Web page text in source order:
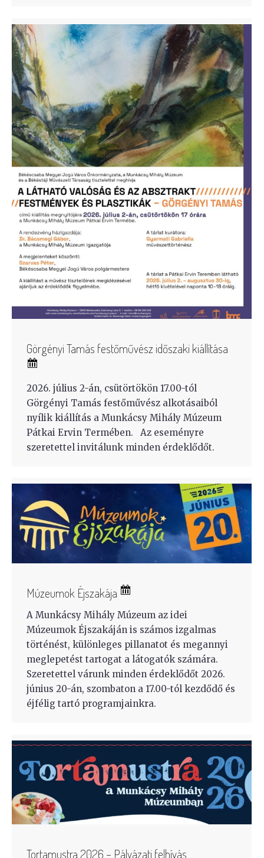
Görgényi Tamás festőművész időszaki kiállítása
2026. július 2-án, csütörtökön 17.00-tól
Görgényi Tamás festőművész alkotásaiból
nyílik kiállítás a Munkácsy Mihály Múzeum
Pátkai Ervin Termében. Az eseményre
szeretettel invitálunk minden érdeklődőt.
Múzeumok Éjszakája
A Munkácsy Mihály Múzeum az idei
Múzeumok Éjszakáján is számos izgalmas
történést, különleges pillanatot és megannyi
meglepetést tartogat a látogatók számára.
Szeretettel várunk minden érdeklődőt 2026.
június 20-án, szombaton a 17.00-tól kezdődő és
éjfélig tartó programjainkra.
Tortamustra 2026 – Pályázati felhívás